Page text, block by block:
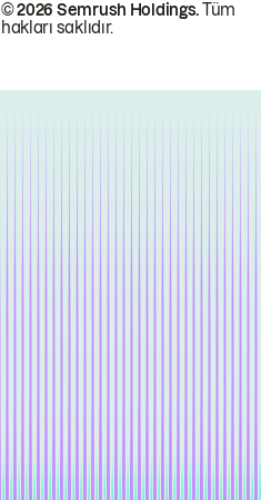
© 2026 Semrush Holdings.Tüm
hakları saklıdır.